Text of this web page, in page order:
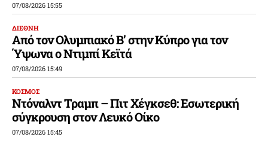
07/08/2026 15:55
ΔΙΕΘΝΗ
Από τον Ολυμπιακό Β’ στην Κύπρο για τον
Ύψωνα ο Ντιμπί Κεϊτά
07/08/2026 15:49
ΚΟΣΜΟΣ
Ντόναλντ Τραμπ – Πιτ Χέγκσεθ: Εσωτερική
σύγκρουση στον Λευκό Οίκο
07/08/2026 15:45